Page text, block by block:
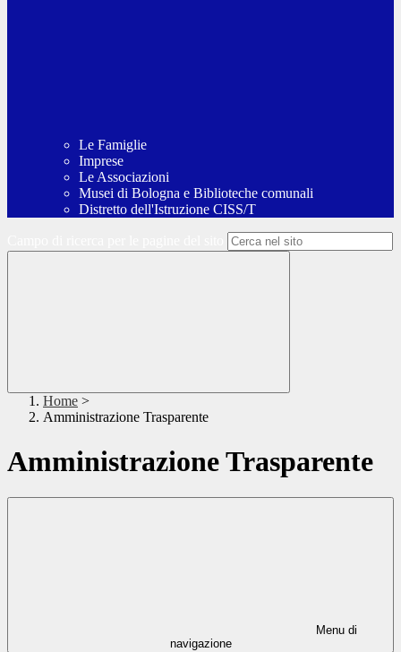
Le Famiglie
Imprese
Le Associazioni
Musei di Bologna e Biblioteche comunali
Distretto dell'Istruzione CISS/T
Home >
Amministrazione Trasparente
Amministrazione Trasparente
Menu di
navigazione